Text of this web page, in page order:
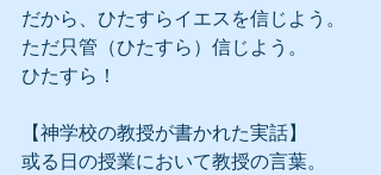
だから、ひたすらイエスを信じよう。
ただ只管（ひたすら）信じよう。
ひたすら！
【神学校の教授が書かれた実話】
或る日の授業において教授の言葉。